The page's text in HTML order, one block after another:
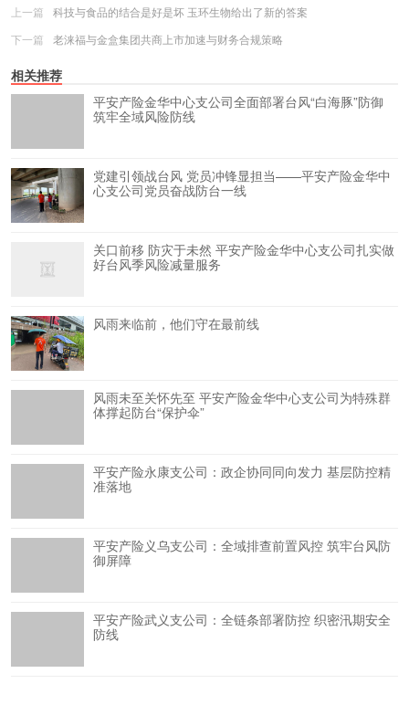
上一篇
科技与食品的结合是好是坏 玉环生物给出了新的答案
下一篇
老涞福与金盒集团共商上市加速与财务合规策略
相关推荐
平安产险金华中心支公司全面部署台风“白海豚”防御
筑牢全域风险防线
党建引领战台风 党员冲锋显担当——平安产险金华中
心支公司党员奋战防台一线
关口前移 防灾于未然 平安产险金华中心支公司扎实做
好台风季风险减量服务
风雨来临前，他们守在最前线
风雨未至关怀先至 平安产险金华中心支公司为特殊群
体撑起防台“保护伞”
平安产险永康支公司：政企协同同向发力 基层防控精
准落地
平安产险义乌支公司：全域排查前置风控 筑牢台风防
御屏障
平安产险武义支公司：全链条部署防控 织密汛期安全
防线